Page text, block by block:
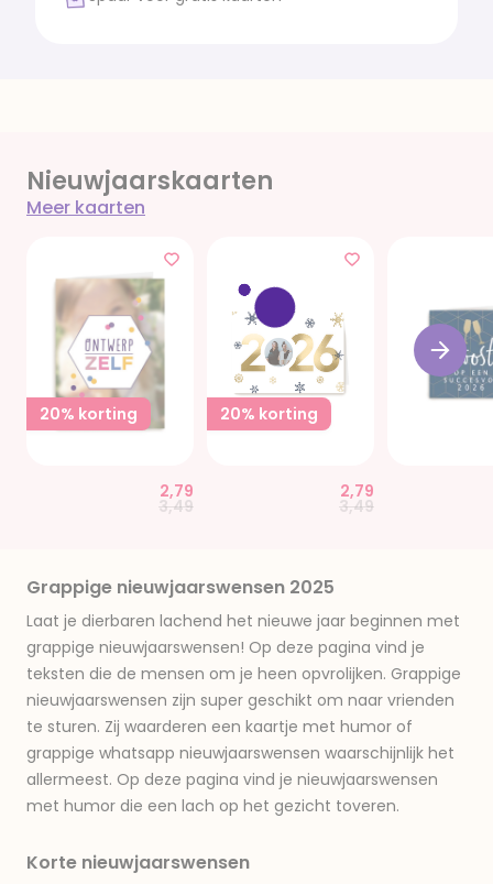
Nieuwjaarskaarten
Meer kaarten
20% korting
Price reduced from
3,49to
2,79
20% korting
Price reduced from
3,49to
2,79
Grappige nieuwjaarswensen 2025
Laat je dierbaren lachend het nieuwe jaar beginnen met
grappige nieuwjaarswensen! Op deze pagina vind je
teksten die de mensen om je heen opvrolijken. Grappige
nieuwjaarswensen zijn super geschikt om naar vrienden
te sturen. Zij waarderen een kaartje met humor of
grappige whatsapp nieuwjaarswensen waarschijnlijk het
allermeest. Op deze pagina vind je nieuwjaarswensen
met humor die een lach op het gezicht toveren.
Korte nieuwjaarswensen